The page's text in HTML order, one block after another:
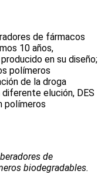
de fármacos
10 años,
en su diseño;
polímeros
de la droga
elución, DES
polímeros
de
biodegradables.